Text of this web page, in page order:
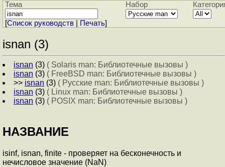
Тема Набор
[Cписок руководств Печать]
isnan (3)
isnan (3) ( Solaris man: Библиотечные вызовы )
isnan (3) ( FreeBSD man: Библиотечные вызовы )
>> isnan (3) ( Русские man: Библиотечные вызовы )
isnan (3) ( Linux man: Библиотечные вызовы )
isnan (3) ( POSIX man: Библиотечные вызовы )
НАЗВАНИЕ
isinf, isnan, finite - проверяет на бесконечность и
нечисловое значение (NaN)